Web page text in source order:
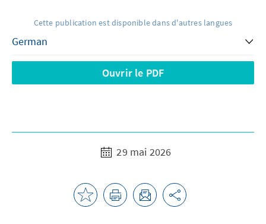
Cette publication est disponible dans d'autres langues
Ouvrir le PDF
29 mai 2026